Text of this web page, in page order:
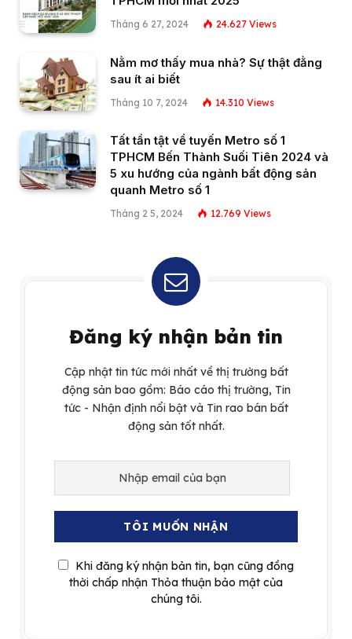
Tháng 6 27, 2024 24.627 Views
Nằm mơ thấy mua nhà? Sự thật đằng
sau ít ai biết
Tháng 10 7, 2024 14.310 Views
Tất tần tật về tuyến Metro số 1
TPHCM Bến Thành Suối Tiên 2024 và
5 xu hướng của ngành bất động sản
quanh Metro số 1
Tháng 2 5, 2024 12.769 Views
Đăng ký nhận bản tin
Cập nhật tin tức mới nhất về thị trường bất
động sản bao gồm: Báo cáo thị trường, Tin
tức - Nhận định nổi bật và Tin rao bán bất
động sản tốt nhất.
Khi đăng ký nhận bản tin, bạn cũng đồng
thời chấp nhận Thỏa thuận bảo mật của
chúng tôi.